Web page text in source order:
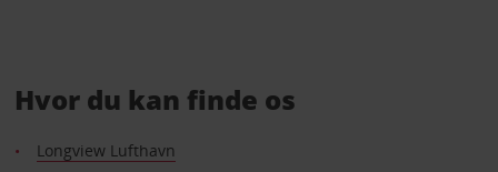
Hvor du kan finde os
Longview Lufthavn